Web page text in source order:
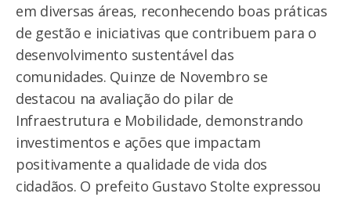
em diversas áreas, reconhecendo boas práticas
de gestão e iniciativas que contribuem para o
desenvolvimento sustentável das
comunidades. Quinze de Novembro se
destacou na avaliação do pilar de
Infraestrutura e Mobilidade, demonstrando
investimentos e ações que impactam
positivamente a qualidade de vida dos
cidadãos. O prefeito Gustavo Stolte expressou